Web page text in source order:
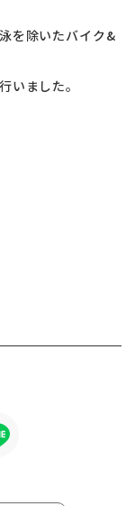
を除いたバイク&
いました。